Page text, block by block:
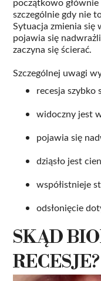
szczególnie gdy nie
Sytuacja zmienia się
pojawia się
zaczyna się ścierać.
Szczególnej uwagi
recesja szybko
widoczny jest
pojawia się
dziąsło jest
współistnieje
odsłonięcie
SKĄD
RECESJE?